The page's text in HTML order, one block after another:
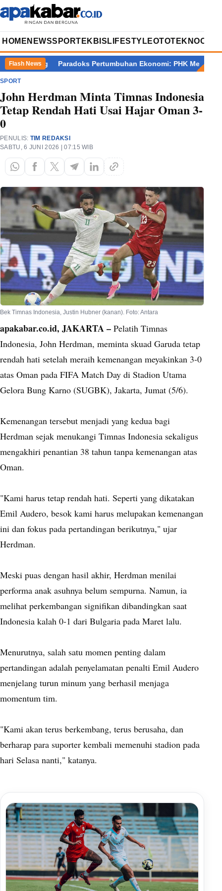
HOME NEWSSPORT EKBIS LIFESTYLEOTOTEKNOOPINI
Flash NewsParadoks Pertumbuhan Ekonomi: PHK Meledak,
SPORT
John Herdman Minta Timnas Indonesia
Tetap Rendah Hati Usai Hajar Oman 3-
0
PENULIS: TIM REDAKSI
SABTU, 6 JUNI 2026 | 07:15 WIB
Bek Timnas Indonesia, Justin Hubner (kanan). Foto: Antara
apakabar.co.id, JAKARTA – Pelatih Timnas
Indonesia, John Herdman, meminta skuad Garuda tetap
rendah hati setelah meraih kemenangan meyakinkan 3-0
atas Oman pada FIFA Match Day di Stadion Utama
Gelora Bung Karno (SUGBK), Jakarta, Jumat (5/6).
Kemenangan tersebut menjadi yang kedua bagi
Herdman sejak menukangi Timnas Indonesia sekaligus
mengakhiri penantian 38 tahun tanpa kemenangan atas
Oman.
"Kami harus tetap rendah hati. Seperti yang dikatakan
Emil Audero, besok kami harus melupakan kemenangan
ini dan fokus pada pertandingan berikutnya," ujar
Herdman.
Meski puas dengan hasil akhir, Herdman menilai
performa anak asuhnya belum sempurna. Namun, ia
melihat perkembangan signifikan dibandingkan saat
Indonesia kalah 0-1 dari Bulgaria pada Maret lalu.
Menurutnya, salah satu momen penting dalam
pertandingan adalah penyelamatan penalti Emil Audero
menjelang turun minum yang berhasil menjaga
momentum tim.
"Kami akan terus berkembang, terus berusaha, dan
berharap para suporter kembali memenuhi stadion pada
hari Selasa nanti," katanya.